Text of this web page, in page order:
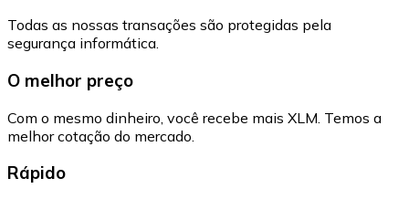
Todas as nossas transações são protegidas pela
segurança informática.
O melhor preço
Com o mesmo dinheiro, você recebe mais XLM. Temos a
melhor cotação do mercado.
Rápido